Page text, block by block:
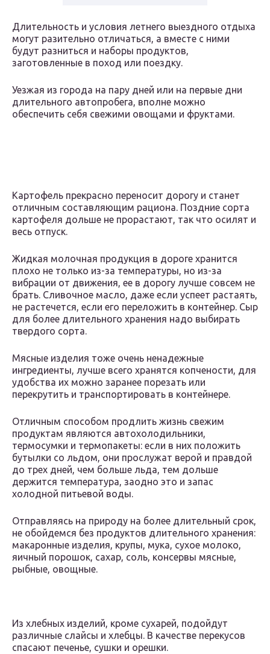
Длительность и условия летнего выездного отдыха
могут разительно отличаться, а вместе с ними
будут разниться и наборы продуктов,
заготовленные в поход или поездку.
Уезжая из города на пару дней или на первые дни
длительного автопробега, вполне можно
обеспечить себя свежими овощами и фруктами.
Картофель прекрасно переносит дорогу и станет
отличным составляющим рациона. Поздние сорта
картофеля дольше не прорастают, так что осилят и
весь отпуск.
Жидкая молочная продукция в дороге хранится
плохо не только из-за температуры, но из-за
вибрации от движения, ее в дорогу лучше совсем не
брать. Сливочное масло, даже если успеет растаять,
не растечется, если его переложить в контейнер. Сыр
для более длительного хранения надо выбирать
твердого сорта.
Мясные изделия тоже очень ненадежные
ингредиенты, лучше всего хранятся копчености, для
удобства их можно заранее порезать или
перекрутить и транспортировать в контейнере.
Отличным способом продлить жизнь свежим
продуктам являются автохолодильники,
термосумки и термопакеты: если в них положить
бутылки со льдом, они прослужат верой и правдой
до трех дней, чем больше льда, тем дольше
держится температура, заодно это и запас
холодной питьевой воды.
Отправляясь на природу на более длительный срок,
не обойдемся без продуктов длительного хранения:
макаронные изделия, крупы, мука, сухое молоко,
яичный порошок, сахар, соль, консервы мясные,
рыбные, овощные.
Из хлебных изделий, кроме сухарей, подойдут
различные слайсы и хлебцы. В качестве перекусов
спасают печенье, сушки и орешки.